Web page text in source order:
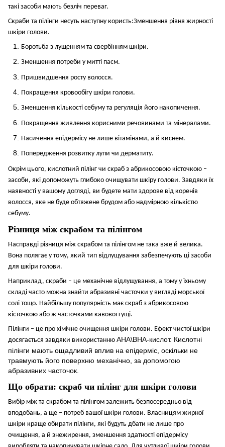
такі засоби мають безліч переваг.
Скраби та пілінги несуть наступну користь:Зменшення рівня жирності
шкіри голови.
Боротьба з лущенням та свербінням шкіри.
Зменшення потреби у митті пасм.
Пришвидшення росту волосся.
Покращення кровообігу шкіри голови.
Зменшення кількості себуму та регуляція його накопичення.
Покращення живлення корисними речовинами та мінералами.
Насичення епідермісу не лише вітамінами, а й киснем.
Попередження розвитку лупи чи дерматиту.
Окрім цього, кислотний пілінг чи скраб з абрикосовою кісточкою –
засоби, які допоможуть глибоко очищувати шкіру голови. Завдяки їх
наявності у вашому догляді, ви будете мати здорове від коренів
волосся, яке не буде обтяжене брудом або надмірною кількістю
себуму.
Різниця між скрабом та пілінгом
Насправді різниця між скрабом та пілінгом не така вже й велика.
Вона полягає у тому, який тип відлущування забезпечують ці засоби
для шкіри голови.
Наприклад, скраби – це механічне відлущування, а тому у їхньому
складі часто можна знайти абразивні часточки у вигляді морської
солі тощо. Найбільшу популярність має скраб з абрикосовою
кісточкою або ж часточками кавової гущі.
Пілінги – це про хімічне очищення шкіри голови. Ефект чистої шкіри
досягається завдяки використанню AHA\BHA-кислот. Кислотні
пілінги мають ощадливий вплив на епідерміс, оскільки не
травмують його поверхню механічно, за допомогою
абразивних часточок.
Що обрати: скраб чи пілінг для шкіри голови
Вибір між та скрабом та пілінгом залежить безпосередньо від
вподобань, а ще – потреб вашої шкіри голови. Власницям жирної
шкіри краще обирати пілінги, які будуть дбати не лише про
очищення, а й знежирення, зменшення здатності епідермісу